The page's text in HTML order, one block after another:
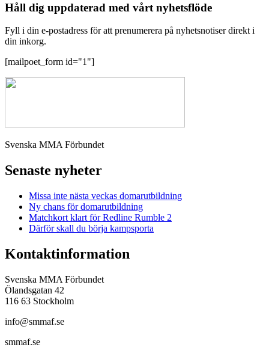
Håll dig uppdaterad med vårt nyhetsflöde
Fyll i din e-postadress för att prenumerera på nyhetsnotiser direkt i
din inkorg.
[mailpoet_form id="1"]
Svenska MMA Förbundet
Senaste nyheter
Missa inte nästa veckas domarutbildning
Ny chans för domarutbildning
Matchkort klart för Redline Rumble 2
Därför skall du börja kampsporta
Kontaktinformation
Svenska MMA Förbundet
Ölandsgatan 42
116 63 Stockholm
info@smmaf.se
smmaf.se